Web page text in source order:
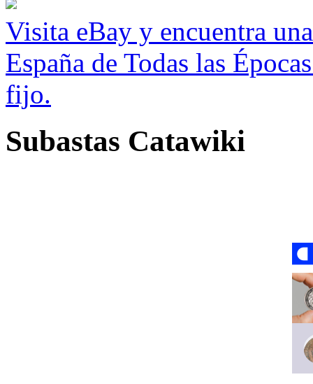
Visita eBay y encuentra
España de Todas las
fijo.
Subastas Catawiki